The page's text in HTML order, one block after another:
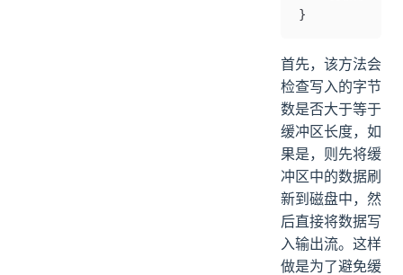
}
首先，该方法会
检查写入的字节
数是否大于等于
缓冲区长度，如
果是，则先将缓
冲区中的数据刷
新到磁盘中，然
后直接将数据写
入输出流。这样
做是为了避免缓